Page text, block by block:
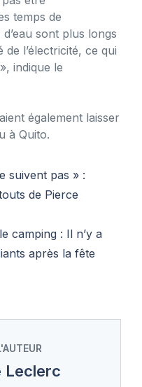
temps de
sont plus longs
l’électricité, ce qui
indique le
également laisser
à Quito.
suivent pas » :
de Pierce
camping : Il n’y a
après la fête
Leclerc